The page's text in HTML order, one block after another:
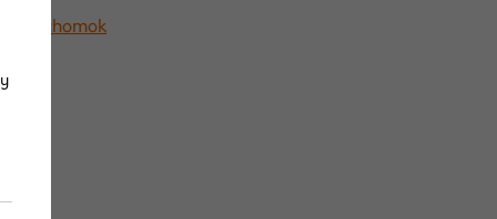
Kvarchomok